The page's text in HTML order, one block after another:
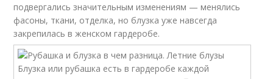
подвергались значительным изменениям — менялись
фасоны, ткани, отделка, но блузка уже навсегда
закрепилась в женском гардеробе.